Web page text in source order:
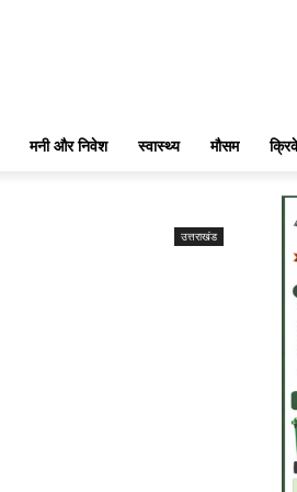
मनी और निवेश स्वास्थ्य मौसम
उत्तराखंड